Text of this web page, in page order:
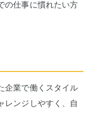
の仕事に慣れたい方
企業で働くスタイル
レンジしやすく、自